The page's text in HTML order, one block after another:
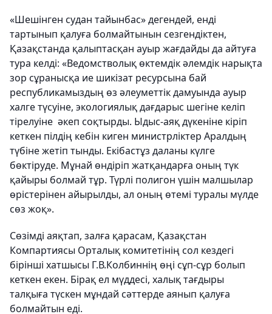
«Шешінген судан тайынбас» дегендей, енді
тартынып қалуға болмайтынын сезгендіктен,
Қазақстанда қалыптасқан ауыр жағдайды да айтуға
тура келді: «Ведомстволық өктемдік әлемдік нарықта
зор сұранысқа ие шикізат ресурсына бай
республикамыздың өз әлеуметтік дамуында ауыр
халге түсуіне, экологиялық дағдарыс шегіне келіп
тірелуіне әкеп соқтырды. Ыдыс-аяқ дүкеніне кіріп
кеткен пілдің кебін киген министрліктер Аралдың
түбіне жетіп тынды. Екібастұз даланы күлге
бөктіруде. Мұнай өндіріп жатқандарға оның түк
қайыры болмай тұр. Түрлі полигон үшін малшылар
өрістерінен айырылды, ал оның өтемі туралы мүлде
сөз жоқ».
Сөзімді аяқтап, залға қарасам, Қазақстан
Компартиясы Орталық комитетінің сол кездегі
бірінші хатшысы Г.В.Колбиннің өңі сұп-сұр болып
кеткен екен. Бірақ ел мүддесі, халық тағдыры
талқыға түскен мұндай сәттерде аянып қалуға
болмайтын еді.